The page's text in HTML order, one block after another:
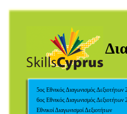
5ος Εθνικός Διαγωνισμός Δεξιοτήτων
6ος Εθνικός Διαγωνισμός Δεξιοτήτων
Εθνικοί Διαγωνισμοί Δεξιοτήτων